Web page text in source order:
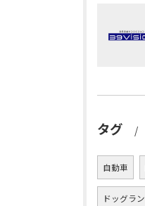
タグ
自動車
ドッグラン